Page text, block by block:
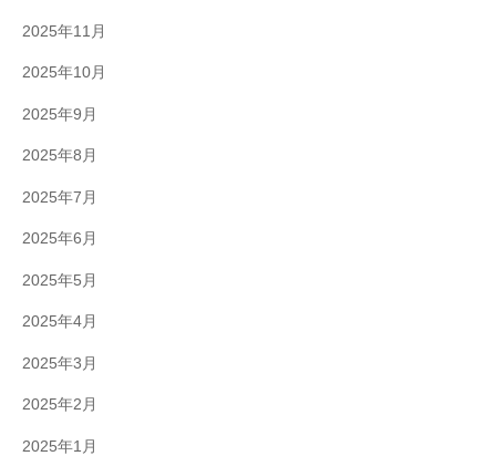
2025年11月
2025年10月
2025年9月
2025年8月
2025年7月
2025年6月
2025年5月
2025年4月
2025年3月
2025年2月
2025年1月